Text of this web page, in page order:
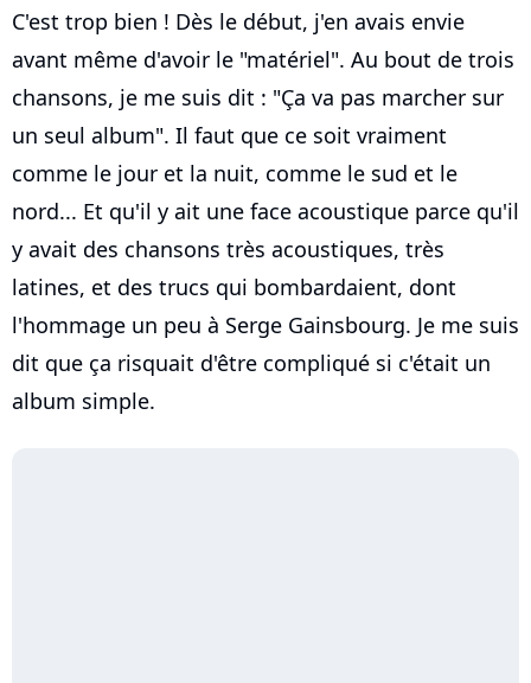
C'est trop bien ! Dès le début, j'en avais envie
avant même d'avoir le "matériel". Au bout de trois
chansons, je me suis dit : "Ça va pas marcher sur
un seul album". Il faut que ce soit vraiment
comme le jour et la nuit, comme le sud et le
nord... Et qu'il y ait une face acoustique parce qu'il
y avait des chansons très acoustiques, très
latines, et des trucs qui bombardaient, dont
l'hommage un peu à Serge Gainsbourg. Je me suis
dit que ça risquait d'être compliqué si c'était un
album simple.